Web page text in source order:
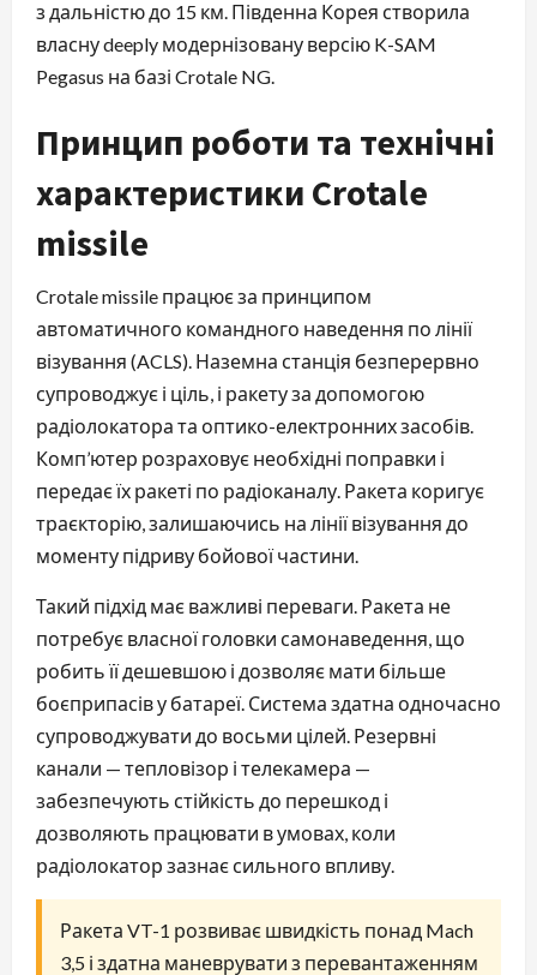
з дальністю до 15 км. Південна Корея створила
власну deeply модернізовану версію K-SAM
Pegasus на базі Crotale NG.
Принцип роботи та технічні
характеристики Crotale
missile
Crotale missile працює за принципом
автоматичного командного наведення по лінії
візування (ACLS). Наземна станція безперервно
супроводжує і ціль, і ракету за допомогою
радіолокатора та оптико-електронних засобів.
Комп’ютер розраховує необхідні поправки і
передає їх ракеті по радіоканалу. Ракета коригує
траєкторію, залишаючись на лінії візування до
моменту підриву бойової частини.
Такий підхід має важливі переваги. Ракета не
потребує власної головки самонаведення, що
робить її дешевшою і дозволяє мати більше
боєприпасів у батареї. Система здатна одночасно
супроводжувати до восьми цілей. Резервні
канали — тепловізор і телекамера —
забезпечують стійкість до перешкод і
дозволяють працювати в умовах, коли
радіолокатор зазнає сильного впливу.
Ракета VT-1 розвиває швидкість понад Mach
3,5 і здатна маневрувати з перевантаженням